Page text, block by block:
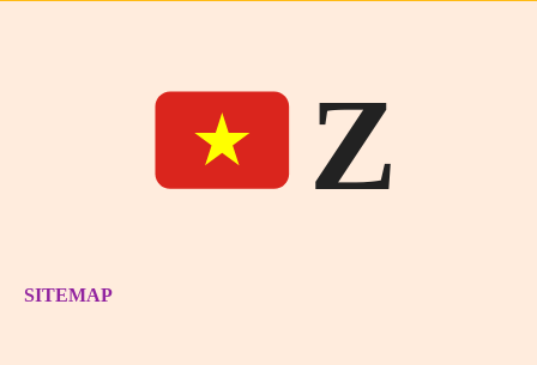
Z
SITEMAP